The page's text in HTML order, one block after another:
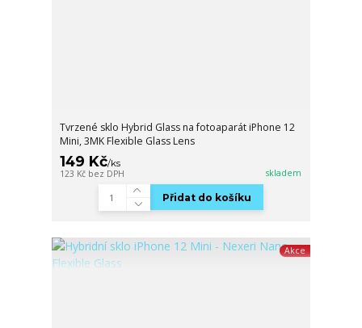
Tvrzené sklo Hybrid Glass na fotoaparát iPhone 12
Mini, 3MK Flexible Glass Lens
149 Kč/ks
123 Kč bez DPH skladem
Přidat do košíku
Akce